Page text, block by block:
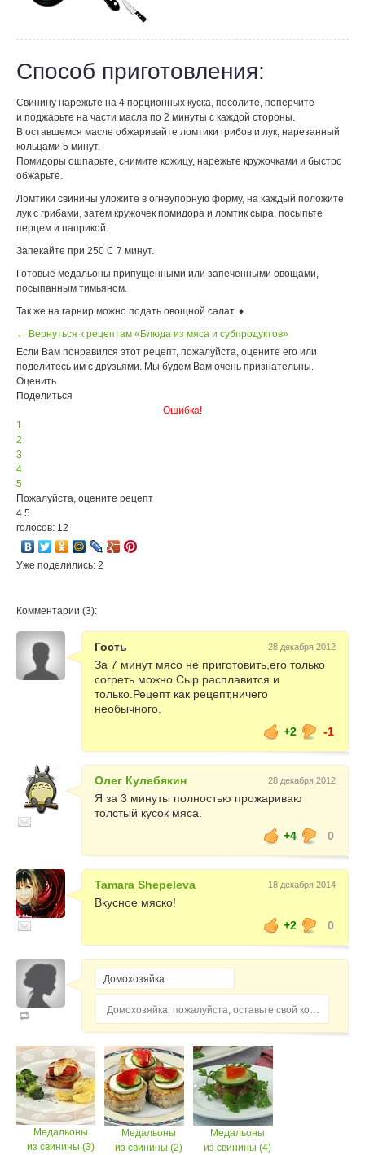
Способ приготовления:
Свинину нарежьте на 4 порционных куска, посолите, поперчите
и поджарьте на части масла по 2 минуты с каждой стороны.
В оставшемся масле обжаривайте ломтики грибов и лук, нарезанный
кольцами 5 минут.
Помидоры ошпарьте, снимите кожицу, нарежьте кружочками и быстро
обжарьте.
Ломтики свинины уложите в огнеупорную форму, на каждый положите
лук с грибами, затем кружочек помидора и ломтик сыра, посыпьте
перцем и паприкой.
Запекайте при 250 С 7 минут.
Готовые медальоны припущенными или запеченными овощами,
посыпанным тимьяном.
Так же на гарнир можно подать овощной салат. ♦
← Вернуться к рецептам «Блюда из мяса и субпродуктов»
Если Вам понравился этот рецепт, пожалуйста, оцените его или
поделитесь им с друзьями. Мы будем Вам очень признательны.
Оценить
Поделиться
Ошибка!
1
2
3
4
5
Пожалуйста, оцените рецепт
4.5
голосов: 12
Уже поделились: 2
Комментарии (3):
Гость 28 декабря 2012
За 7 минут мясо не приготовить,его только
согреть можно.Сыр расплавится и
только.Рецепт как рецепт,ничего
необычного.
+2
-1
Олег Кулебякин 28 декабря 2012
Я за 3 минуты полностью прожариваю
толстый кусок мяса.
+4
0
Tamara Shepeleva 18 декабря 2014
Вкусное мяско!
+2
0
Домохозяйка, пожалуйста, оставьте свой комментарий...
Медальоны
из свинины (3)
Медальоны
из свинины (2)
Медальоны
из свинины (4)